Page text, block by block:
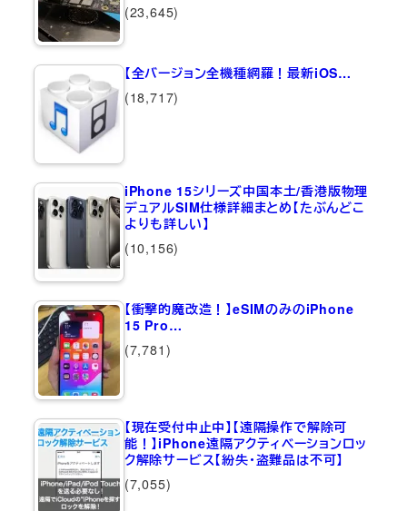
(23,645)
【全バージョン全機種網羅！最新iOS…
(18,717)
iPhone 15シリーズ中国本土/香港版物理
デュアルSIM仕様詳細まとめ【たぶんどこ
よりも詳しい】
(10,156)
【衝撃的魔改造！】eSIMのみのiPhone
15 Pro…
(7,781)
【現在受付中止中】【遠隔操作で解除可
能！】iPhone遠隔アクティベーションロッ
ク解除サービス【紛失・盗難品は不可】
(7,055)